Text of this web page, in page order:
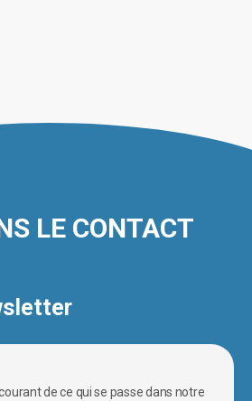
LE CONTACT
de ce qui se passe dans notre